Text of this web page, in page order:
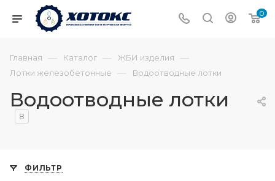
0
Главная — Каталог — ЖБИ изделия —
Лотки железобетонные — Водоотводные лотки
Водоотводные лотки
8
ФИЛЬТР